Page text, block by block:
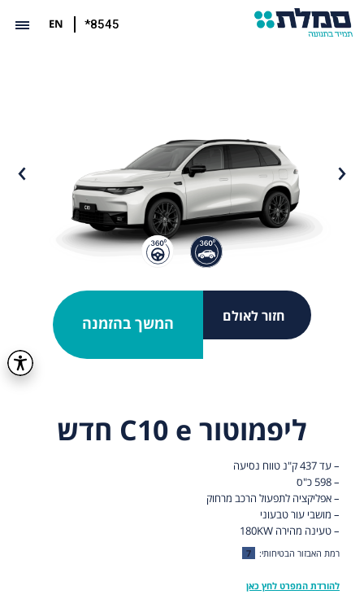
*8545
EN
חזור לאולם המשך בהזמנה
ליפמוטור C10 e חדש
– עד 437 ק"נ טווח נסיעה
– 598 כ"ס
– אפליקציה לתפעול הרכב מרחוק
– מושבי עור טבעוני
– טעינה מהירה 180KW
רמת האבזור הבטיחותי: 7
להורדת המפרט לחץ כאן